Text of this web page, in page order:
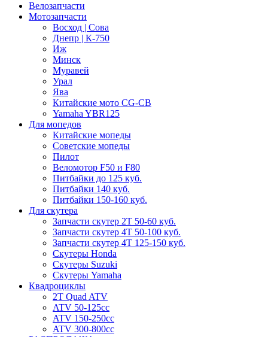
Велозапчасти
Мотозапчасти
Восход | Сова
Днепр | К-750
Иж
Минск
Муравей
Урал
Ява
Китайские мото CG-CB
Yamaha YBR125
Для мопедов
Китайские мопеды
Советские мопеды
Пилот
Веломотор F50 и F80
Питбайки до 125 куб.
Питбайки 140 куб.
Питбайки 150-160 куб.
Для скутера
Запчасти скутер 2Т 50-60 куб.
Запчасти скутер 4Т 50-100 куб.
Запчасти скутер 4Т 125-150 куб.
Скутеры Honda
Скутеры Suzuki
Скутеры Yamaha
Квадроциклы
2T Quad ATV
ATV 50-125cc
ATV 150-250cc
ATV 300-800cc